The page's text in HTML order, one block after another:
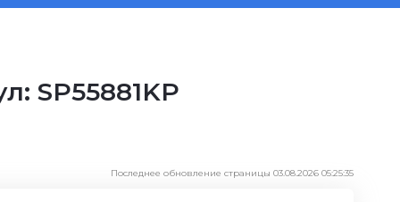
SP55881KP
Последнее обновление страницы 03.08.2026 05:25:35